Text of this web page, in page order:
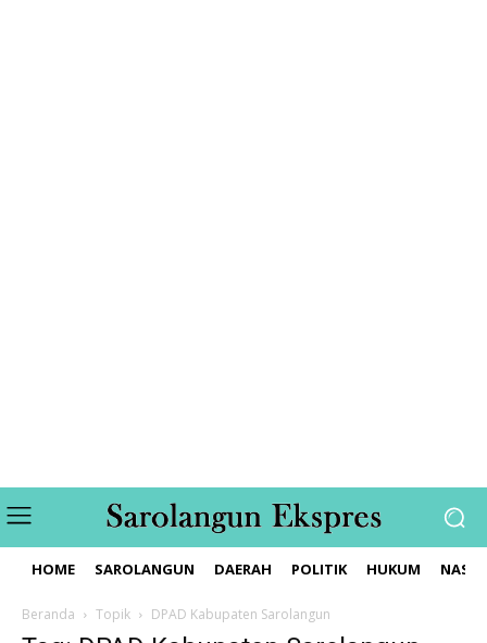
HOME SAROLANGUN DAERAH POLITIK HUKUM
Beranda Topik DPAD Kabupaten Sarolangun